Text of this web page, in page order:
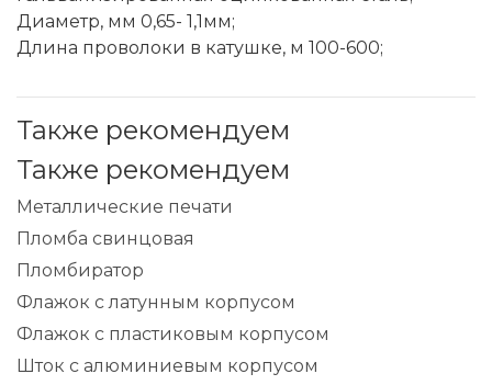
Диаметр, мм 0,65- 1,1мм;
Длина проволоки в катушке, м 100-600;
Также рекомендуем
Также рекомендуем
Металлические печати
Пломба свинцовая
Пломбиратор
Флажок с латунным корпусом
Флажок с пластиковым корпусом
Шток с алюминиевым корпусом